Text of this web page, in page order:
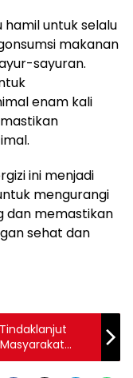
untuk selalu
makanan
sayuran.
enam kali
ini menjadi
mengurangi
dan memastikan
sehat dan